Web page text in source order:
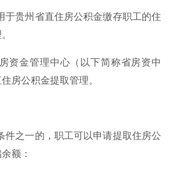
于贵州省直住房公积金缴存职工的住
资金管理中心（以下简称省房资中
房公积金提取管理。
件之一的，职工可以申请提取住房公
额：